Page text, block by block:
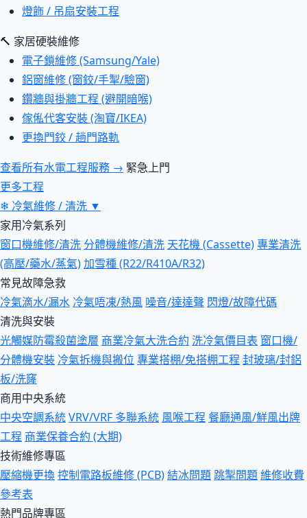
燈飾 / 吊扇安裝工程
🔨 家居硬裝維修
電子鎖維修 (Samsung/Yale)
鋁窗維修 (窗鉸/手掣/驗窗)
鑽牆與掛牆工程 (避開暗喉)
傢俬代客安裝 (淘寶/IKEA)
更換門鉸 / 趟門路軌
查看所有水電工程服務 → 緊急上門
更多工程
❄ 冷氣維修 / 清洗 ▼
家用冷氣系列
窗口機維修/清洗 分體機維修/清洗 天花機 (Cassette)專業清洗
(高壓/藥水/蒸氣)加雪種 (R22/R410A/R32)
常見故障急救
冷氣滴水/漏水 冷氣唔凍/熱風 噪音/達達聲 閃燈/故障代碼
清洗與安裝
光觸媒防霉殺菌塗層 商業冷氣大洗合約 洗冷氣價目表 窗口機/
分體機安裝 冷氣拆機與搬位 專業搭棚/免搭棚工程 封玻璃/封鋁
板/洗窿
商用中央系統
中央空調系統VRV/VRF 多聯系統 風喉工程 餐廳通風/鮮風出牌
工程 商業保養合約 (大期)
技術維修專區
壓縮機更換控制電路板維修 (PCB)結冰問題跳掣問題維修收費
參考表
熱門品牌專區